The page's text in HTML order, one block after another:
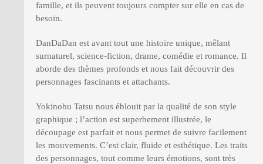
famille, et ils peuvent toujours compter sur elle en cas de
besoin.
DanDaDan est avant tout une histoire unique, mêlant
surnaturel, science-fiction, drame, comédie et romance. Il
aborde des thèmes profonds et nous fait découvrir des
personnages fascinants et attachants.
Yokinobu Tatsu nous éblouit par la qualité de son style
graphique ; l’action est superbement illustrée, le
découpage est parfait et nous permet de suivre facilement
les mouvements. C’est clair, fluide et esthétique. Les traits
des personnages, tout comme leurs émotions, sont très